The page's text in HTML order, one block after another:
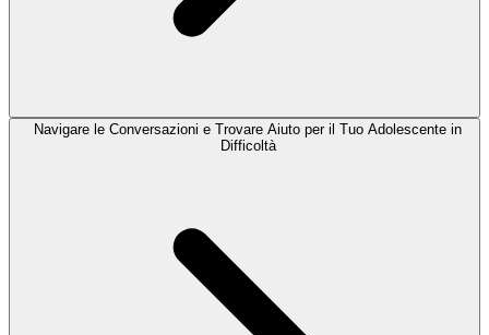
Navigare le Conversazioni e Trovare Aiuto per il Tuo Adolescente in
Difficoltà